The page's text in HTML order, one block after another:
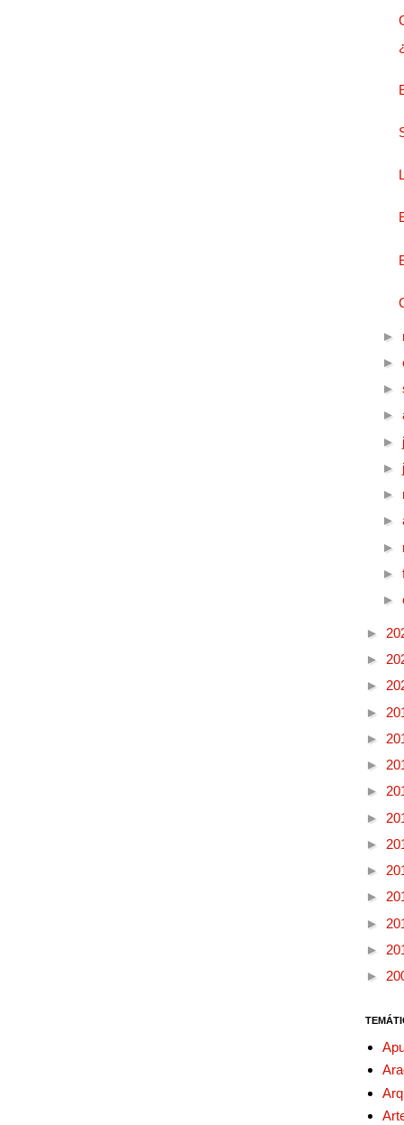
►
►
►
►
►
►
►
►
►
►
►
►
►
►
►
►
►
►
►
►
►
►
►
►
►